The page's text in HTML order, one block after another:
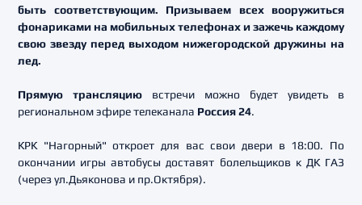
быть соответствующим. Призываем всех вооружиться
фонариками на мобильных телефонах и зажечь каждому
свою звезду перед выходом нижегородской дружины на
лед.
Прямую трансляцию встречи можно будет увидеть в
региональном эфире телеканала Россия 24.
КРК "Нагорный" откроет для вас свои двери в 18:00. По
окончании игры автобусы доставят болельщиков к ДК ГАЗ
(через ул.Дьяконова и пр.Октября).